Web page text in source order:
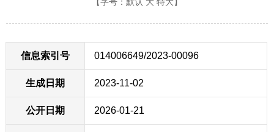
【字号： 默认 大 特大 】
信息索引号 014006649/2023-00096
生成日期 2023-11-02
公开日期 2026-01-21